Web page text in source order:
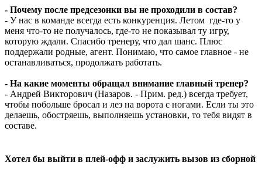
- Почему после предсезонки вы не проходили в состав?
- У нас в команде всегда есть конкуренция. Летом где-то у
меня что-то не получалось, где-то не показывал ту игру,
которую ждали. Спасибо тренеру, что дал шанс. Плюс
поддержали родные, агент. Понимаю, что самое главное - не
останавливаться, продолжать работать.
- На какие моменты обращал внимание главный тренер?
- Андрей Викторович (Назаров. - Прим. ред.) всегда требует,
чтобы побольше бросал и лез на ворота с ногами. Если ты это
делаешь, обостряешь, выполняешь установки, то тебя видят в
составе.
Хотел бы выйти в плей-офф и заслужить вызов из сборной